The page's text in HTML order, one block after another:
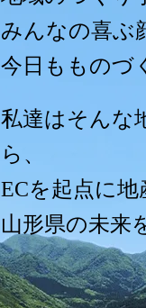
みんなの喜ぶ
今日もものづ
私達はそんな
ら、
ECを起点に
山形県の未来